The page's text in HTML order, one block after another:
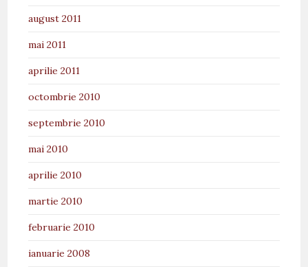
august 2011
mai 2011
aprilie 2011
octombrie 2010
septembrie 2010
mai 2010
aprilie 2010
martie 2010
februarie 2010
ianuarie 2008